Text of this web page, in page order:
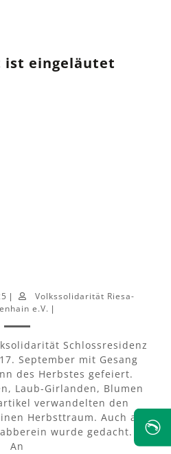
ist eingeläutet
Volkssolidarität Riesa-
e.V.
Schlossresidenz
September mit Gesang
des Herbstes gefeiert.
Laub-Girlanden, Blumen
verwandelten den
Herbsttraum. Auch an
wurde gedacht. –
An
✆